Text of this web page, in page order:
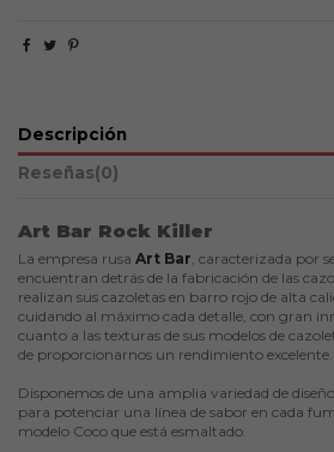
Descripción
Reseñas(0)
Art Bar Rock Killer
La empresa rusa Art Bar, caracterizada por
encuentran detrás de la fabricación de las
realizan sus cazoletas en barro rojo de alta
cuidando al máximo cada detalle, con gran
cuanto a las texturas de sus modelos de
de proporcionarnos un rendimiento excelente.
Disponemos de una amplia variedad de
para potenciar una línea de sabor en cada
modelo Coco que está esmaltado.